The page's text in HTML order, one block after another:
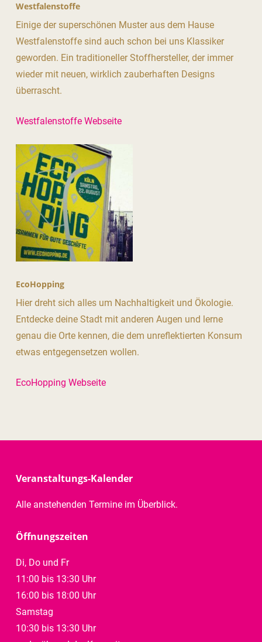
Westfalenstoffe
Einige der superschönen Muster aus dem Hause
Westfalenstoffe sind auch schon bei uns Klassiker
geworden. Ein traditioneller Stoffhersteller, der immer
wieder mit neuen, wirklich zauberhaften Designs
überrascht.
Westfalenstoffe Webseite
EcoHopping
Hier dreht sich alles um Nachhaltigkeit und Ökologie.
Entdecke deine Stadt mit anderen Augen und lerne
genau die Orte kennen, die dem unreflektierten Konsum
etwas entgegensetzen wollen.
EcoHopping Webseite
Veranstaltungs-Kalender
Alle anstehenden Termine im Überblick.
Öffnungszeiten
Di, Do und Fr
11:00 bis 13:30 Uhr
16:00 bis 18:00 Uhr
Samstag
10:30 bis 13:30 Uhr